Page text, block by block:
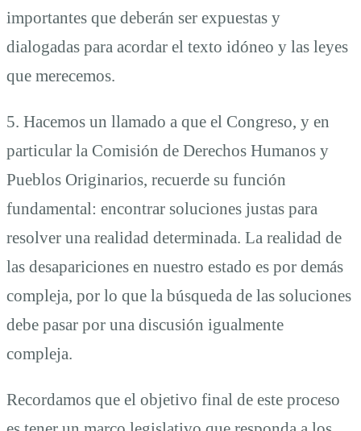
importantes que deberán ser expuestas y
dialogadas para acordar el texto idóneo y las leyes
que merecemos.
5. Hacemos un llamado a que el Congreso, y en
particular la Comisión de Derechos Humanos y
Pueblos Originarios, recuerde su función
fundamental: encontrar soluciones justas para
resolver una realidad determinada. La realidad de
las desapariciones en nuestro estado es por demás
compleja, por lo que la búsqueda de las soluciones
debe pasar por una discusión igualmente
compleja.
Recordamos que el objetivo final de este proceso